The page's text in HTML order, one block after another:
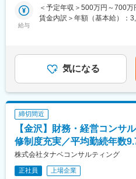
修プログラムも実践していま
加し、社内に限定した研修だ
ど豊富なキャリアパス
国内外の店舗での店長やエリ
広報・商品開発といった本部
い」など社員が実現できる社
■当社の将来ビジョン
目指すのは2028年3月期にグ
以上、約500店舗の展開！国
の出店を予定しています。
【具体的な業務内容】
実施します。
◆マーケット調査・競合調査
◆収益構造・営業活動・チャ
し込み
◆活動計画の実行推進支援
■ポジションの魅力：
クライアントの企業規模は売
製造業・サービス業など業種
給与
＜予定年収＞500万円～700
賃金内訳＞年額（基本給）：
手当＞有＜給与補足＞※賞与
が基本給に組み込まれること
に応じてインセンティブとし
はあくまでも目安の金額であ
あります。月給(月額)は固定
気になる
締切間近
【金沢】財務・経営コンサ
修制度充実／平均勤続年数
株式会社タナベコンサルティング
正社員 上場企業